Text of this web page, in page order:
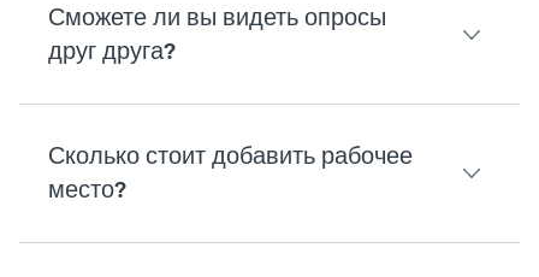
Сможете ли вы видеть опросы
друг друга?
Ваши опросы доступны только вам в вашей
Сколько стоит добавить рабочее
место?